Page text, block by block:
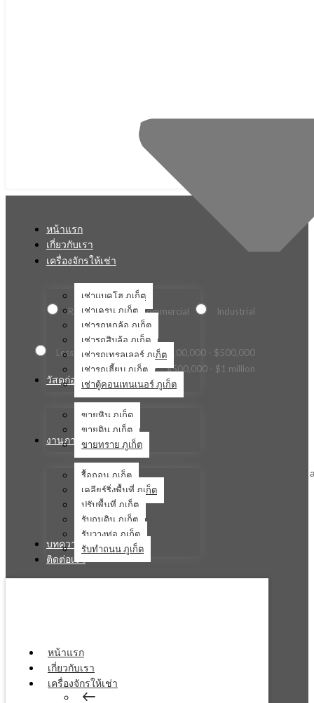
Residential
Commercial Industrial
What is the estimated budget for the project?
Less than $100,000
$100,000 - $500,000
$500,000 - $1 million
Briefly describe your construction company
หน้าแรก
เกี่ยวกับเรา
เครื่องจักรให้เช่า
เช่าแบคโฮ ภูเก็ต
เช่าเครน ภูเก็ต
เช่ารถหกล้อ ภูเก็ต
เช่ารถสิบล้อ ภูเก็ต
เช่ารถเทรลเลอร์ ภูเก็ต
เช่ารถเฮี้ยบ ภูเก็ต
เช่าตู้คอนเทนเนอร์ ภูเก็ต
วัสดุก่อสร้าง
ขายหิน ภูเก็ต
ขายดิน ภูเก็ต
ขายทราย ภูเก็ต
งานภาคสนาม
รื้อถอน ภูเก็ต
เคลียร์ริ่งพื้นที่ ภูเก็ต
ปรับพื้นที่ ภูเก็ต
รับถมดิน ภูเก็ต
รับวางท่อ ภูเก็ต
รับทำถนน ภูเก็ต
บทความ
ติดต่อเรา
หน้าแรก
เกี่ยวกับเรา
เครื่องจักรให้เช่า